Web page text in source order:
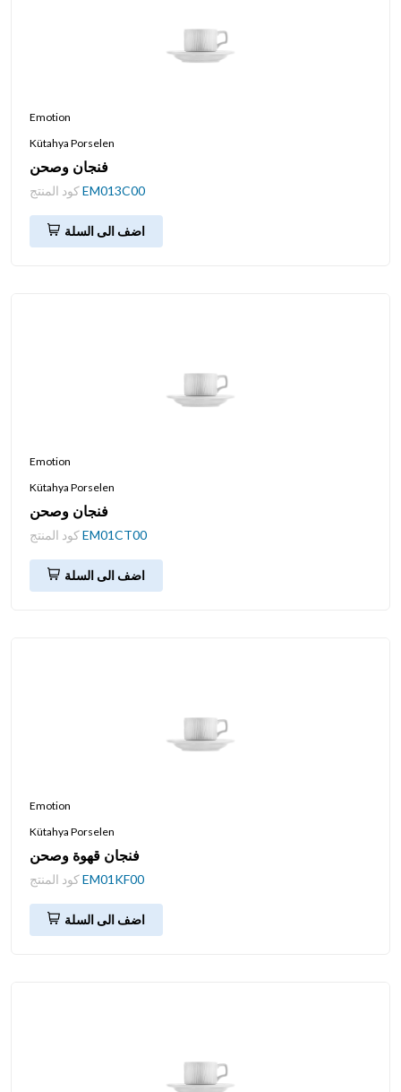
Emotion
Kütahya Porselen
فنجان وصحن
EM013C00
اضف الى السلة
Emotion
Kütahya Porselen
فنجان وصحن
EM01CT00
اضف الى السلة
Emotion
Kütahya Porselen
فنجان قهوة وصحن
EM01KF00
اضف الى السلة